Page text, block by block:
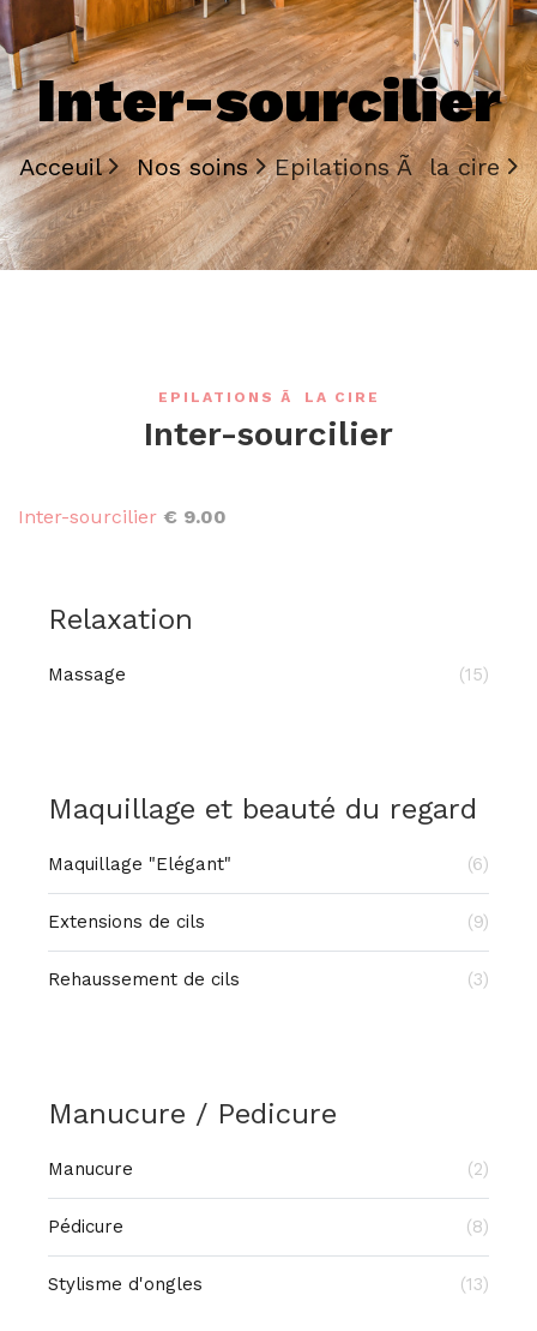
Inter-sourcilier
Acceuil Nos soins Epilations Ã la cire
EPILATIONS Ã LA CIRE
Inter-sourcilier
Inter-sourcilier € 9.00
Relaxation
Massage (15)
Maquillage et beauté du regard
Maquillage "Elégant" (6)
Extensions de cils (9)
Rehaussement de cils (3)
Manucure / Pedicure
Manucure (2)
Pédicure (8)
Stylisme d'ongles (13)